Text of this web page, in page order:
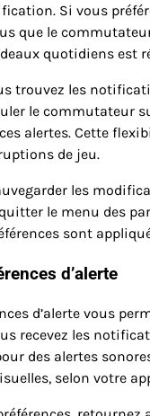
Si vous
que le
quotidiens est
trouvez les
le commutateur
alertes. Cette
de jeu.
les
le menu des
sont
d’alerte
d’alerte vous
recevez les
des alertes
selon votre